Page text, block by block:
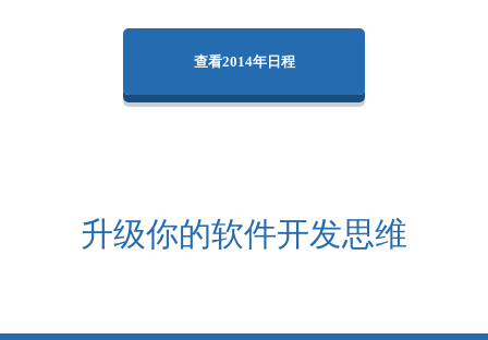
查看2014年日程
升级你的软件开发思维